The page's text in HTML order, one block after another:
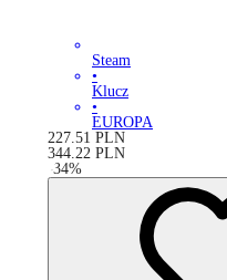
Steam
•
Klucz
•
EUROPA
227.51 PLN
344.22 PLN
-34%